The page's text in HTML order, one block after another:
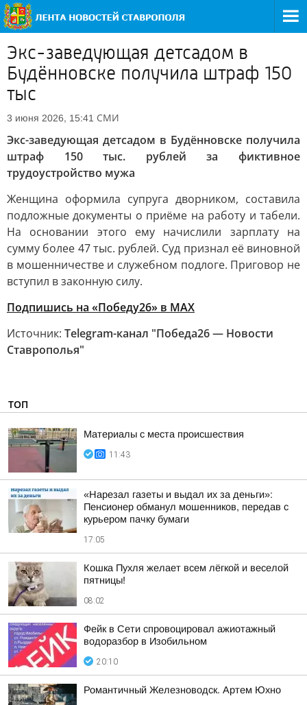
Экс-заведующая детсадом в
Будённовске получила штраф 150
тыс
3 июня 2026, 15:41 СМИ
Экс-заведующая детсадом в Будённовске получила
штраф 150 тыс. рублей за фиктивное
трудоустройство мужа
Женщина оформила супруга дворником, составила
подложные документы о приёме на работу и табели.
На основании этого ему начислили зарплату на
сумму более 47 тыс. рублей. Суд признал её виновной
в мошенничестве и служебном подлоге. Приговор не
вступил в законную силу.
Подпишись на «Победу26» в MAX
Источник: Telegram-канал "Победа26 — Новости
Ставрополья"
ТОП
Материалы с места происшествия
11:43
«Нарезал газеты и выдал их за деньги»:
Пенсионер обманул мошенников, передав с
курьером пачку бумаги
17:05
Кошка Пухля желает всем лёгкой и веселой
пятницы!
08:02
Фейк в Сети спровоцировал ажиотажный
водоразбор в Изобильном
20:10
Романтичный Железноводск. Артем Юхно